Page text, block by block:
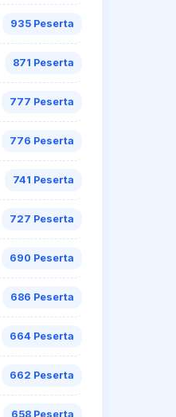
935 Peserta
871 Peserta
777 Peserta
776 Peserta
741 Peserta
727 Peserta
690 Peserta
686 Peserta
664 Peserta
662 Peserta
658 Peserta